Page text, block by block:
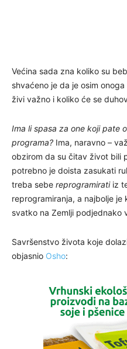
Većina sada zna koliko su
shvaćeno je da je osim
živi važno i koliko će se
Ima li spasa za one koji pate
programa? Ima, naravno –
obzirom da su čitav život bili
potrebno je doista zasukati
treba sebe reprogramiratiiz
reprogramiranja, a najbolje
svatko na Zemlji podjednako
Savršenstvo života koje
objasnio Osho: